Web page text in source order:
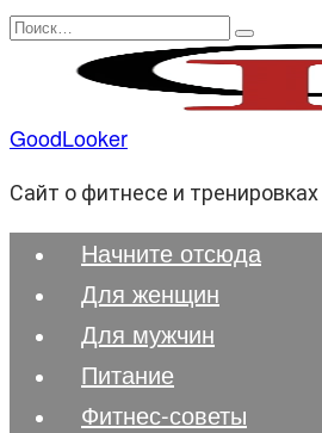
Перейти
содержанию
Search
GoodLooker
Сайт о фитнесе и тренировках
Начните отсюда
Для женщин
Для мужчин
Питание
Фитнес-советы